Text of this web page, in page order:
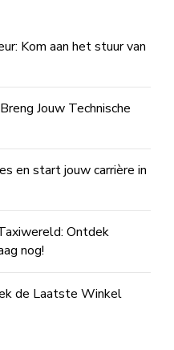
Kom aan het stuur van
Jouw Technische
en start jouw carrière in
Ontdek
nog!
de Laatste Winkel